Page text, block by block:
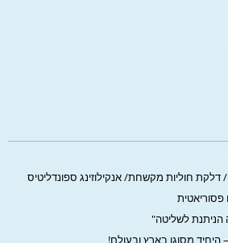
חוליות מקשחת/ אנקילוזינג ספונדליטיס
לשליטה"